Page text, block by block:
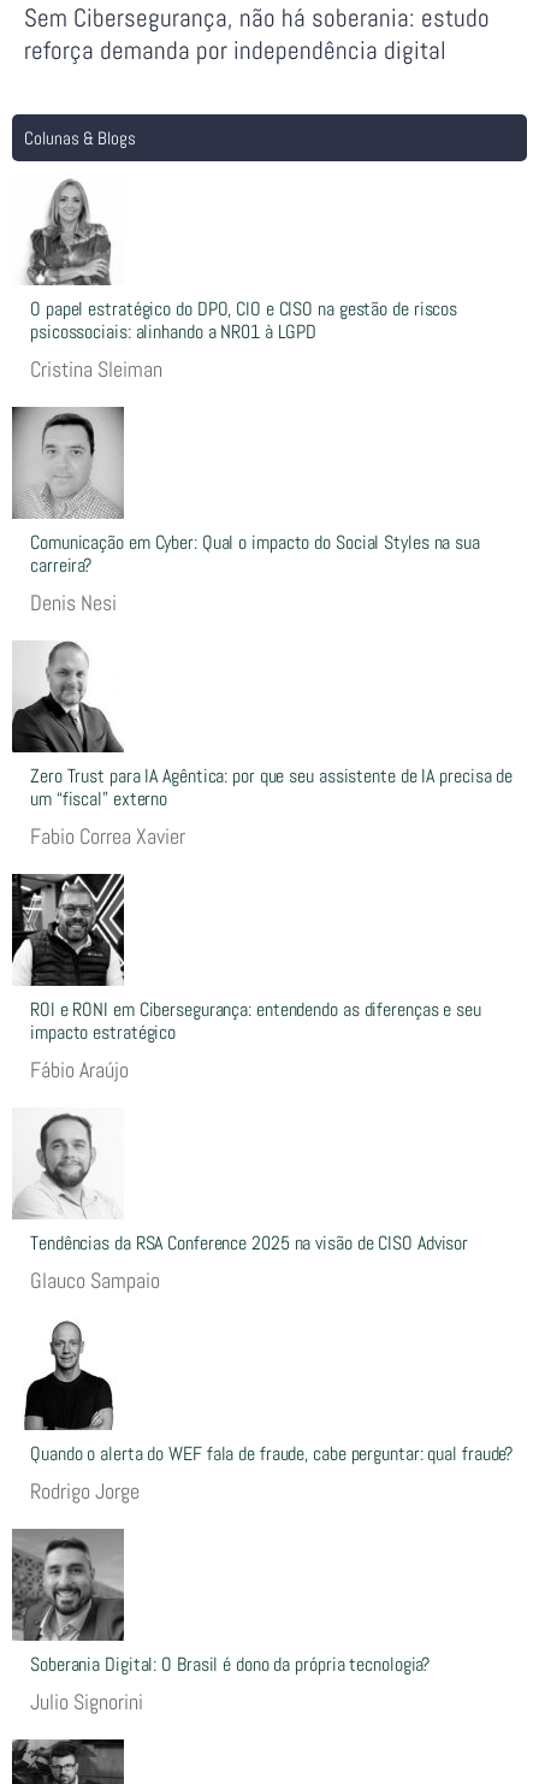
Sem Cibersegurança, não há soberania: estudo
reforça demanda por independência digital
Colunas & Blogs
O papel estratégico do DPO, CIO e CISO na gestão de riscos
psicossociais: alinhando a NR01 à LGPD
Cristina Sleiman
Comunicação em Cyber: Qual o impacto do Social Styles na sua
carreira?
Denis Nesi
Zero Trust para IA Agêntica: por que seu assistente de IA precisa de
um “fiscal” externo
Fabio Correa Xavier
ROI e RONI em Cibersegurança: entendendo as diferenças e seu
impacto estratégico
Fábio Araújo
Tendências da RSA Conference 2025 na visão de CISO Advisor
Glauco Sampaio
Quando o alerta do WEF fala de fraude, cabe perguntar: qual fraude?
Rodrigo Jorge
Soberania Digital: O Brasil é dono da própria tecnologia?
Julio Signorini